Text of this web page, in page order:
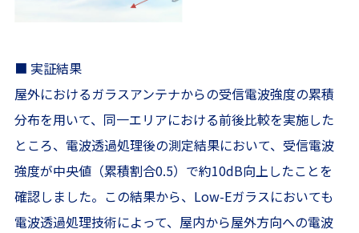
■ 実証結果
屋外におけるガラスアンテナからの受信電波強度の累積
分布を用いて、同一エリアにおける前後比較を実施した
ところ、電波透過処理後の測定結果において、受信電波
強度が中央値（累積割合0.5）で約10dB向上したことを
確認しました。この結果から、Low-Eガラスにおいても
電波透過処理技術によって、屋内から屋外方向への電波